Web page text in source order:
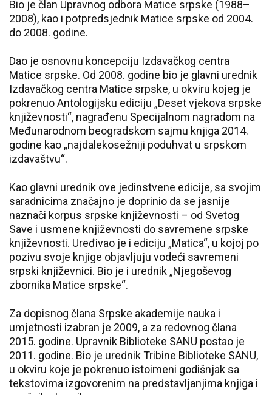
Bio je član Upravnog odbora Matice srpske (1988–
2008), kao i potpredsjednik Matice srpske od 2004.
do 2008. godine.
Dao je osnovnu koncepciju Izdavačkog centra
Matice srpske. Od 2008. godine bio je glavni urednik
Izdavačkog centra Matice srpske, u okviru kojeg je
pokrenuo Antologijsku ediciju „Deset vjekova srpske
književnosti“, nagrađenu Specijalnom nagradom na
Međunarodnom beogradskom sajmu knjiga 2014.
godine kao „najdalekosežniji poduhvat u srpskom
izdavaštvu“.
Kao glavni urednik ove jedinstvene edicije, sa svojim
saradnicima značajno je doprinio da se jasnije
naznači korpus srpske književnosti – od Svetog
Save i usmene književnosti do savremene srpske
književnosti. Uređivao je i ediciju „Matica“, u kojoj po
pozivu svoje knjige objavljuju vodeći savremeni
srpski književnici. Bio je i urednik „Njegoševog
zbornika Matice srpske“.
Za dopisnog člana Srpske akademije nauka i
umjetnosti izabran je 2009, a za redovnog člana
2015. godine. Upravnik Biblioteke SANU postao je
2011. godine. Bio je urednik Tribine Biblioteke SANU,
u okviru koje je pokrenuo istoimeni godišnjak sa
tekstovima izgovorenim na predstavljanjima knjiga i